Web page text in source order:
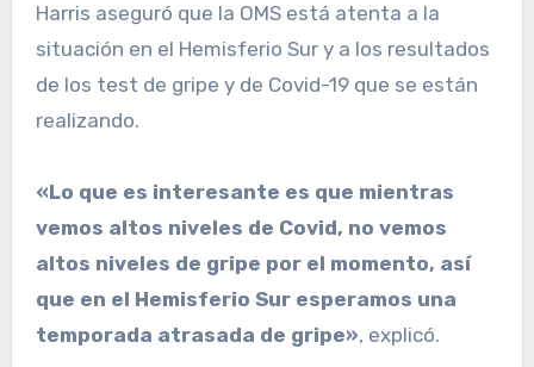
Harris aseguró que la OMS está atenta a la
situación en el Hemisferio Sur y a los resultados
de los test de gripe y de Covid-19 que se están
realizando.
«Lo que es interesante es que mientras
vemos altos niveles de Covid, no vemos
altos niveles de gripe por el momento, así
que en el Hemisferio Sur esperamos una
temporada atrasada de gripe», explicó.